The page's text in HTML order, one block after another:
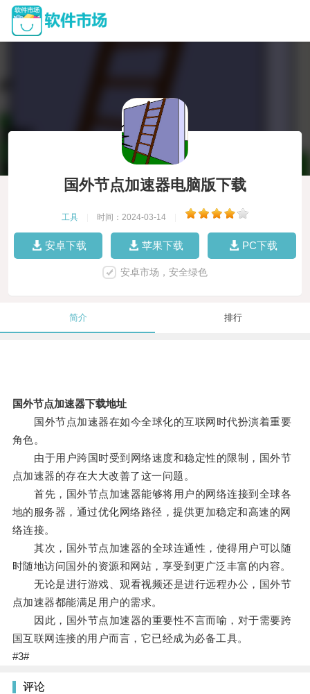
国外节点加速器电脑版下载
工具 时间：2024-03-14
安卓下载 苹果下载 PC下载
安卓市场，安全绿色
简介 排行
国外节点加速器下载地址
国外节点加速器在如今全球化的互联网时代扮演着重要
角色。
由于用户跨国时受到网络速度和稳定性的限制，国外节
点加速器的存在大大改善了这一问题。
首先，国外节点加速器能够将用户的网络连接到全球各
地的服务器，通过优化网络路径，提供更加稳定和高速的网
络连接。
其次，国外节点加速器的全球连通性，使得用户可以随
时随地访问国外的资源和网站，享受到更广泛丰富的内容。
无论是进行游戏、观看视频还是进行远程办公，国外节
点加速器都能满足用户的需求。
因此，国外节点加速器的重要性不言而喻，对于需要跨
国互联网连接的用户而言，它已经成为必备工具。
#3#
评论